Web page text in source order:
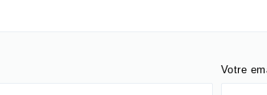
Votre